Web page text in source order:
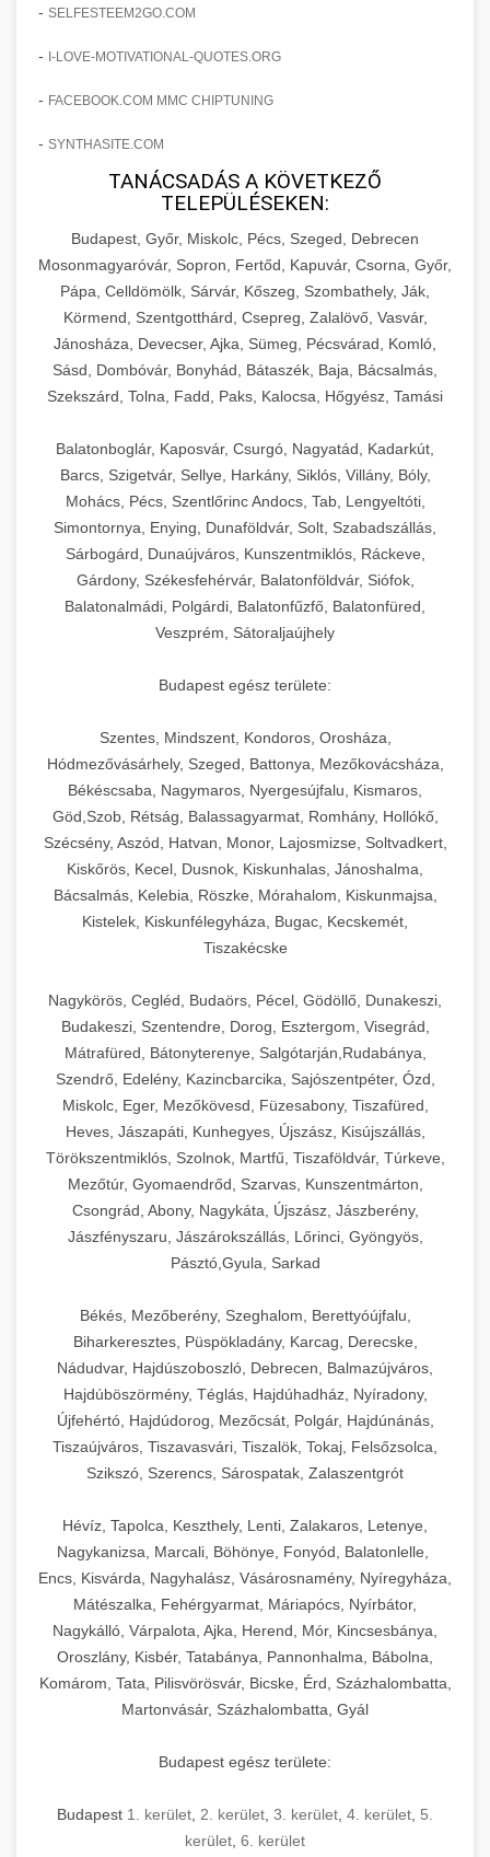
amelyek valós eredményeket hoznak.
szonyegtisztito.net
marketing stratégiai tervrajz
útjáról, bemutatva az utat a küzdő praxistól a
virágzó vállalkozásig 150%-os növekedéssel.
klinika átalakulási történet
Érdeklődés 150%-os Fokozása
Technikák és módszerek a páciensek
érdeklődésének és elkötelezettségének drámai
növeléséhez. Egy 150%-os fellendülési
esettanulmány gyakorlati betekintésekkel.
weboldal-keszites.co
elkötelezettség erősítési módszerek
🎮 19. AI Google Ads és Meta
Kampány Kezelés
Fejlett AI-alapú Google Ads és Meta hirdetési
kampánykezelés. Optimalizálja hirdetési
költségvetését gépi tanulással és
automatizálással.
aikampany.hu AI hirdetési automatizálás
🍞 20. Ipari Dagasztógép +
Professzionális ipari dagasztógépek és
tésztakeverő gépek pékségek és kereskedelmi
konyhák számára. Masszív konstrukció
megbízható teljesítményhez.
chef-iparikonyhagepek.hu
kereskedelmi tésztakeverő
🔪 21. Ipari Szeletelőgép +
Ipari hús- és sajtszeletelő gépek professzionális
élelmiszer-előkészítéshez. Precíziós vágás
állítható vastagság beállítással.
chef-iparikonyhagepek.hu
professzionális élelmiszer szeletelő
📦 22. Vákuumozó Gép +
Kereskedelmi vákuumcsomagoló berendezések
élelmiszerek tartósításához. Hosszabbítsa a
szavatossági időt és tartsa meg a termék
frissességét.
🎁 23. Vákuumfóliázó Gép +
Ipari vákuumfóliázó gépek professzionális
Hatékony lezárási és tartósítási megoldások.
chef-iparikonyhagepek.hu
kereskedelmi csomagoló gép
professzionális konyhák számára. Nagy
kapacitású sütő- és főzőberendezés precíz
hőmérséklet-szabályozással.
chef-iparikonyhagepek.hu
kereskedelmi sütősütő
❄️ 25. Ipari Hűtőszekrény +
Professzionális hűtőegységek és hűtőkamrák
kereskedelmi konyhák számára.
Energiahatékony hűtési megoldások nagy
kapacitással.
chef-iparikonyhagepek.hu
💧 26. Ipari Mosogatógép +
Kereskedelmi mosogatóberendezések nagy
forgalmú éttermi műveletekhez. Gyors tisztítási
ciklusok fertőtlenítési képességekkel.
chef-iparikonyhagepek.hu
🧀 27. Ipari Sajtreszelő Gép +
élelmiszer-előkészítéshez. Különböző reszelési
méretek különböző alkalmazásokhoz.
chef-iparikonyhagepek.hu
kereskedelmi sajtreszelő
🍳 28. Nagykonyhai
Berendezések
+
Teljes körű nagykonyhai berendezések és
professzionális vendéglátóipari kellékek.
Minden, ami szükséges éttermi és catering
műveletekhez.
chef-iparikonyhagepek.hu
kereskedelmi konyhai megoldások
- SELFESTEEM2GO.COM
- I-LOVE-MOTIVATIONAL-QUOTES.ORG
- FACEBOOK.COM MMC CHIPTUNING
- SYNTHASITE.COM
TANÁCSADÁS A KÖVETKEZŐ
TELEPÜLÉSEKEN:
Budapest, Győr, Miskolc, Pécs, Szeged, Debrecen
Mosonmagyaróvár, Sopron, Fertőd, Kapuvár, Csorna, Győr,
Pápa, Celldömölk, Sárvár, Kőszeg, Szombathely, Ják,
Körmend, Szentgotthárd, Csepreg, Zalalövő, Vasvár,
Jánosháza, Devecser, Ajka, Sümeg, Pécsvárad, Komló,
Sásd, Dombóvár, Bonyhád, Bátaszék, Baja, Bácsalmás,
Szekszárd, Tolna, Fadd, Paks, Kalocsa, Hőgyész, Tamási
Balatonboglár, Kaposvár, Csurgó, Nagyatád, Kadarkút,
Barcs, Szigetvár, Sellye, Harkány, Siklós, Villány, Bóly,
Mohács, Pécs, Szentlőrinc Andocs, Tab, Lengyeltóti,
Simontornya, Enying, Dunaföldvár, Solt, Szabadszállás,
Sárbogárd, Dunaújváros, Kunszentmiklós, Ráckeve,
Gárdony, Székesfehérvár, Balatonföldvár, Siófok,
Balatonalmádi, Polgárdi, Balatonfűzfő, Balatonfüred,
Veszprém, Sátoraljaújhely
Budapest egész területe:
Szentes, Mindszent, Kondoros, Orosháza,
Hódmezővásárhely, Szeged, Battonya, Mezőkovácsháza,
Békéscsaba, Nagymaros, Nyergesújfalu, Kismaros,
Göd,Szob, Rétság, Balassagyarmat, Romhány, Hollókő,
Szécsény, Aszód, Hatvan, Monor, Lajosmizse, Soltvadkert,
Kiskőrös, Kecel, Dusnok, Kiskunhalas, Jánoshalma,
Bácsalmás, Kelebia, Röszke, Mórahalom, Kiskunmajsa,
Kistelek, Kiskunfélegyháza, Bugac, Kecskemét,
Tiszakécske
Nagykörös, Cegléd, Budaörs, Pécel, Gödöllő, Dunakeszi,
Budakeszi, Szentendre, Dorog, Esztergom, Visegrád,
Mátrafüred, Bátonyterenye, Salgótarján,Rudabánya,
Szendrő, Edelény, Kazincbarcika, Sajószentpéter, Ózd,
Miskolc, Eger, Mezőkövesd, Füzesabony, Tiszafüred,
Heves, Jászapáti, Kunhegyes, Újszász, Kisújszállás,
Törökszentmiklós, Szolnok, Martfű, Tiszaföldvár, Túrkeve,
Mezőtúr, Gyomaendrőd, Szarvas, Kunszentmárton,
Csongrád, Abony, Nagykáta, Újszász, Jászberény,
Jászfényszaru, Jászárokszállás, Lőrinci, Gyöngyös,
Pásztó,Gyula, Sarkad
Békés, Mezőberény, Szeghalom, Berettyóújfalu,
Biharkeresztes, Püspökladány, Karcag, Derecske,
Nádudvar, Hajdúszoboszló, Debrecen, Balmazújváros,
Hajdúböszörmény, Téglás, Hajdúhadház, Nyíradony,
Újfehértó, Hajdúdorog, Mezőcsát, Polgár, Hajdúnánás,
Tiszaújváros, Tiszavasvári, Tiszalök, Tokaj, Felsőzsolca,
Szikszó, Szerencs, Sárospatak, Zalaszentgrót
Hévíz, Tapolca, Keszthely, Lenti, Zalakaros, Letenye,
Nagykanizsa, Marcali, Böhönye, Fonyód, Balatonlelle,
Encs, Kisvárda, Nagyhalász, Vásárosnamény, Nyíregyháza,
Mátészalka, Fehérgyarmat, Máriapócs, Nyírbátor,
Nagykálló, Várpalota, Ajka, Herend, Mór, Kincsesbánya,
Oroszlány, Kisbér, Tatabánya, Pannonhalma, Bábolna,
Komárom, Tata, Pilisvörösvár, Bicske, Érd, Százhalombatta,
Martonvásár, Százhalombatta, Gyál
Budapest egész területe:
Budapest 1. kerület 2. kerület 3. kerület 4. kerület 5.
kerület 6. kerület